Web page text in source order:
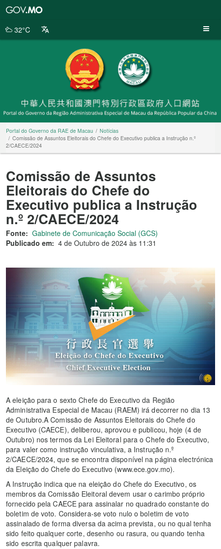
da
32°C
Portal do Governo da RAE de Macau
Notícias
Comissão de Assuntos Eleitorais do Chefe do Executivo publica a Instrução n.º
2/CAECE/2024
Comissão de Assuntos
Eleitorais do Chefe do
Executivo publica a Instrução
n.º 2/CAECE/2024
Fonte: Gabinete de Comunicação Social (GCS)
Publicado em: 4 de Outubro de 2024 às 11:31
A eleição para o sexto Chefe do Executivo da Região
Administrativa Especial de Macau (RAEM) irá decorrer no dia 13
de Outubro.A Comissão de Assuntos Eleitorais do Chefe do
Executivo (CAECE), deliberou, aprovou e publicou, hoje (4 de
Outubro) nos termos da Lei Eleitoral para o Chefe do Executivo,
para valer como instrução vinculativa, a Instrução n.º
2/CAECE/2024, que se encontra disponível na página electrónica
da Eleição do Chefe do Executivo (www.ece.gov.mo).
A Instrução indica que na eleição do Chefe do Executivo, os
membros da Comissão Eleitoral devem usar o carimbo próprio
fornecido pela CAECE para assinalar no quadrado constante do
boletim de voto. Considera-se voto nulo o boletim de voto
assinalado de forma diversa da acima prevista, ou no qual tenha
sido feito qualquer corte, desenho ou rasura, ou quando tenha
sido escrita qualquer palavra.